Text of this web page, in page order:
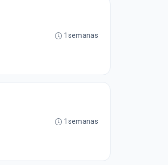
1semanas
1semanas